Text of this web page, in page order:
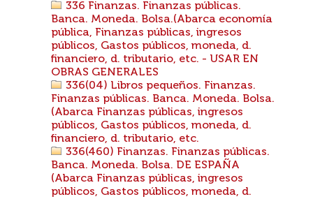
336 Finanzas. Finanzas públicas.
Banca. Moneda. Bolsa.(Abarca economía
pública, Finanzas públicas, ingresos
públicos, Gastos públicos, moneda, d.
financiero, d. tributario, etc. - USAR EN
OBRAS GENERALES
336(04) Libros pequeños. Finanzas.
Finanzas públicas. Banca. Moneda. Bolsa.
(Abarca Finanzas públicas, ingresos
públicos, Gastos públicos, moneda, d.
financiero, d. tributario, etc.
336(460) Finanzas. Finanzas públicas.
Banca. Moneda. Bolsa. DE ESPAÑA
(Abarca Finanzas públicas, ingresos
públicos, Gastos públicos, moneda, d.